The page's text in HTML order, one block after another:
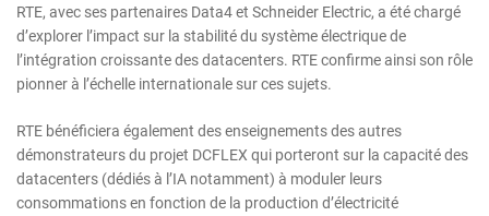
RTE, avec ses partenaires Data4 et Schneider Electric, a été chargé
d’explorer l’impact sur la stabilité du système électrique de
l’intégration croissante des datacenters. RTE confirme ainsi son rôle
pionner à l’échelle internationale sur ces sujets.
RTE bénéficiera également des enseignements des autres
démonstrateurs du projet DCFLEX qui porteront sur la capacité des
datacenters (dédiés à l’IA notamment) à moduler leurs
consommations en fonction de la production d’électricité